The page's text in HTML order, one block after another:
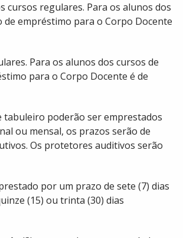
cursos regulares. Para os alunos dos
de empréstimo para o Corpo Docente
Para os alunos dos cursos de
para o Corpo Docente é de
tabuleiro poderão ser emprestados
ou mensal, os prazos serão de
Os protetores auditivos serão
por um prazo de sete (7) dias
(15) ou trinta (30) dias